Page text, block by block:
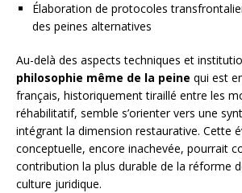
Élaboration de protocoles
des peines alternatives
Au-delà des aspects techniques et
philosophie même de la peine qui est
français, historiquement tiraillé entre les
réhabilitatif, semble s’orienter vers une
intégrant la dimension restaurative. Cette
conceptuelle, encore inachevée, pourrait
contribution la plus durable de la réforme
culture juridique.